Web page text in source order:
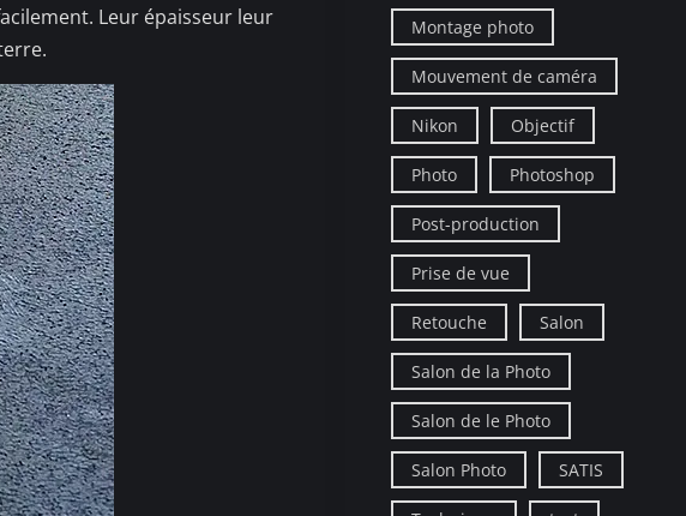
Leur épaisseur leur
Montage photo
Mouvement de caméra
Nikon Objectif
Photo Photoshop
Post-production
Prise de vue
Retouche Salon
Salon de la Photo
Salon de le Photo
Salon Photo SATIS